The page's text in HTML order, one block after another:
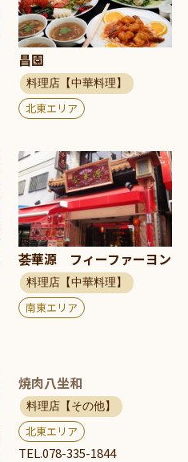
昌園
料理店【中華料理】
北東エリア
荟華源 フィーファーヨン
料理店【中華料理】
南東エリア
焼肉八坐和
料理店【その他】
北東エリア
TEL.078-335-1844